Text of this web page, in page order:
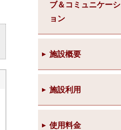
ブ＆コミュニケーシ
ョン
施設概要
施設利用
使用料金